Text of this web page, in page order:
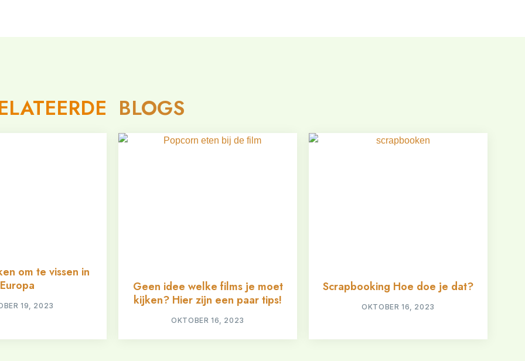
BLOGS
om te vissen in
Europa
19, 2023
Geen idee welke films je moet
kijken? Hier zijn een paar tips!
OKTOBER 16, 2023
Scrapbooking Hoe doe je dat?
OKTOBER 16, 2023